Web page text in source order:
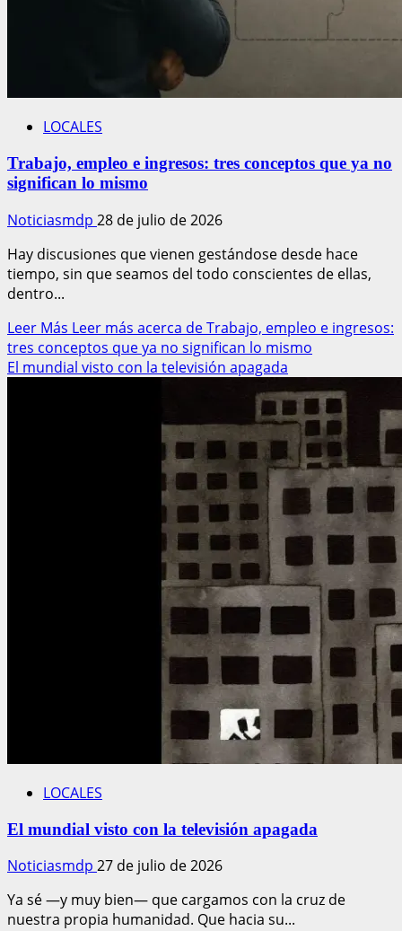
LOCALES
Trabajo, empleo e ingresos: tres conceptos que ya no
significan lo mismo
Noticiasmdp 28 de julio de 2026
Hay discusiones que vienen gestándose desde hace
tiempo, sin que seamos del todo conscientes de ellas,
dentro...
Leer Más Leer más acerca de Trabajo, empleo e ingresos:
tres conceptos que ya no significan lo mismo
El mundial visto con la televisión apagada
LOCALES
El mundial visto con la televisión apagada
Noticiasmdp 27 de julio de 2026
Ya sé —y muy bien— que cargamos con la cruz de
nuestra propia humanidad. Que hacia su...